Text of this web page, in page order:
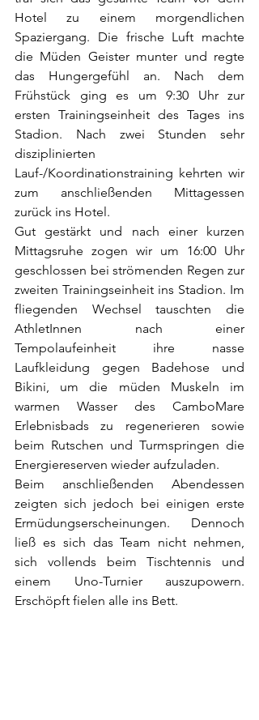
Hotel zu einem morgendlichen
Spaziergang. Die frische Luft machte
die Müden Geister munter und regte
das Hungergefühl an. Nach dem
Frühstück ging es um 9:30 Uhr zur
ersten Trainingseinheit des Tages ins
Stadion. Nach zwei Stunden sehr
disziplinierten
Lauf-/Koordinationstraining kehrten wir
zum anschließenden Mittagessen
zurück ins Hotel.
Gut gestärkt und nach einer kurzen
Mittagsruhe zogen wir um 16:00 Uhr
geschlossen bei strömenden Regen zur
zweiten Trainingseinheit ins Stadion. Im
fliegenden Wechsel tauschten die
AthletInnen nach einer
Tempolaufeinheit ihre nasse
Laufkleidung gegen Badehose und
Bikini, um die müden Muskeln im
warmen Wasser des CamboMare
Erlebnisbads zu regenerieren sowie
beim Rutschen und Turmspringen die
Energiereserven wieder aufzuladen.
Beim anschließenden Abendessen
zeigten sich jedoch bei einigen erste
Ermüdungserscheinungen. Dennoch
ließ es sich das Team nicht nehmen,
sich vollends beim Tischtennis und
einem Uno-Turnier auszupowern.
Erschöpft fielen alle ins Bett.